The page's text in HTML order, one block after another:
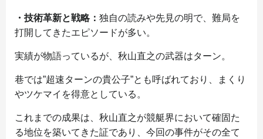
・技術革新と戦略： 独自の読みや先見の明で、難局を
打開してきたエピソードが多い。
実績が物語っているが、秋山直之の武器はターン。
巷では”超速ターンの貴公子”とも呼ばれており、まくり
やツケマイを得意としている。
これまでの成果は、秋山直之が競艇界において確固た
る地位を築いてきた証であり、今回の事件がその全て